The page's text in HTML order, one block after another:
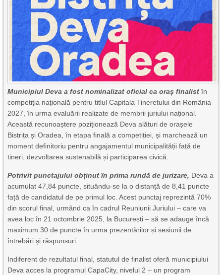
Municipiul Deva a fost nominalizat oficial ca oraș finalist în
competiția națională pentru titlul Capitala Tineretului din România
2027, în urma evaluării realizate de membrii juriului național.
Această recunoaștere poziționează Deva alături de orașele
Bistrița și Oradea, în etapa finală a competiției, și marchează un
moment definitoriu pentru angajamentul municipalității față de
tineri, dezvoltarea sustenabilă și participarea civică.
Potrivit punctajului obținut în prima rundă de jurizare, Deva a
acumulat 47,84 puncte, situându-se la o distanță de 8,41 puncte
față de candidatul de pe primul loc. Acest punctaj reprezintă 70%
din scorul final, urmând ca în cadrul Reuniunii Juriului – care va
avea loc în 21 octombrie 2025, la București – să se adauge încă
maximum 30 de puncte în urma prezentărilor și sesiunii de
întrebări și răspunsuri.
Indiferent de rezultatul final, statutul de finalist oferă municipiului
Deva acces la programul CapaCity, nivelul 2 – un program